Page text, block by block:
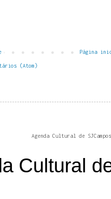
Página
(Atom)
Agenda Cultural de
Cultural